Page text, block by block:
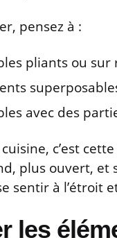
pensez à :
pliants ou sur
avec des
c’est
plus ouvert, et
sentir à l’étroit
les